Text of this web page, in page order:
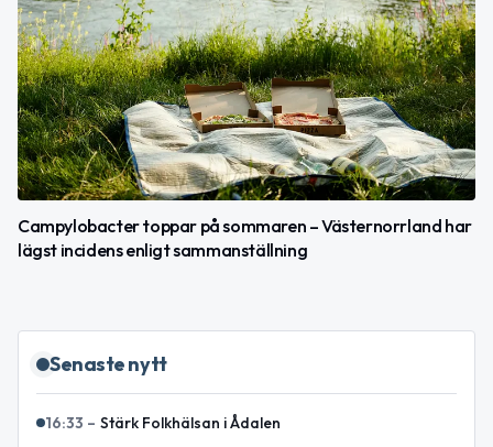
Campylobacter toppar på sommaren – Västernorrland har
lägst incidens enligt sammanställning
Senaste nytt
16:33 – Stärk Folkhälsan i Ådalen